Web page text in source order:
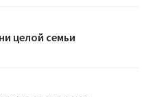
целой семьи